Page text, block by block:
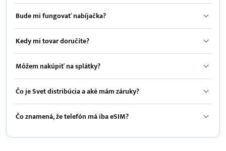
Bude mi fungovať nabíjačka?
Kedy mi tovar doručíte?
Môžem nakúpiť na splátky?
Čo je Svet distribúcia a aké mám záruky?
Čo znamená, že telefón má iba eSIM?